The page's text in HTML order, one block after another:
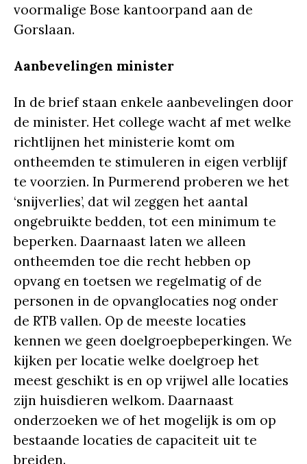
voormalige Bose kantoorpand aan de
Gorslaan.
Aanbevelingen minister
In de brief staan enkele aanbevelingen door
de minister. Het college wacht af met welke
richtlijnen het ministerie komt om
ontheemden te stimuleren in eigen verblijf
te voorzien. In Purmerend proberen we het
‘snijverlies’, dat wil zeggen het aantal
ongebruikte bedden, tot een minimum te
beperken. Daarnaast laten we alleen
ontheemden toe die recht hebben op
opvang en toetsen we regelmatig of de
personen in de opvanglocaties nog onder
de RTB vallen. Op de meeste locaties
kennen we geen doelgroepbeperkingen. We
kijken per locatie welke doelgroep het
meest geschikt is en op vrijwel alle locaties
zijn huisdieren welkom. Daarnaast
onderzoeken we of het mogelijk is om op
bestaande locaties de capaciteit uit te
breiden.